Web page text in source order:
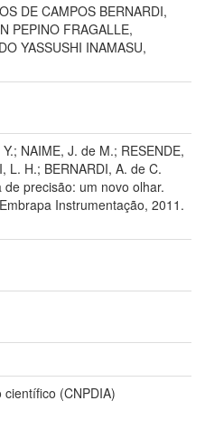
DE CAMPOS BERNARDI,
PEPINO FRAGALLE,
YASSUSHI INAMASU,
NAIME, J. de M.; RESENDE,
L. H.; BERNARDI, A. de C.
de precisão: um novo olhar.
Instrumentação, 2011.
(CNPDIA)